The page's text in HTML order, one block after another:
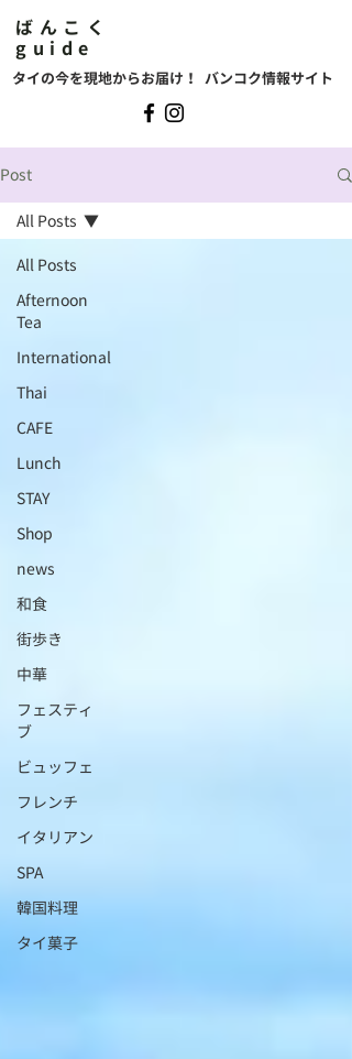
ばんこく
guide
タイの今を現地からお届け！ バンコク情報サイト
Post
All Posts
Afternoon
Tea
International
Thai
CAFE
Lunch
STAY
Shop
news
和食
街歩き
中華
フェスティ
ブ
ビュッフェ
フレンチ
イタリアン
SPA
韓国料理
タイ菓子
All Posts